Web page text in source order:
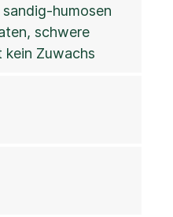
humosen
schwere
kein Zuwachs